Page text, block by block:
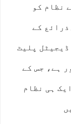
نظام کو
کے
پلیٹ
ہے، جس کے
ہی نظام